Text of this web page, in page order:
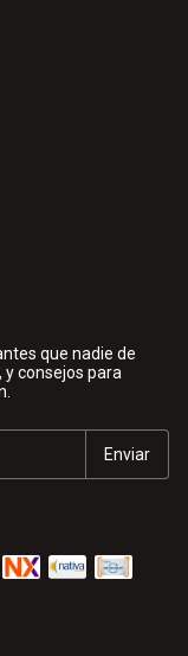
que nadie de
consejos para